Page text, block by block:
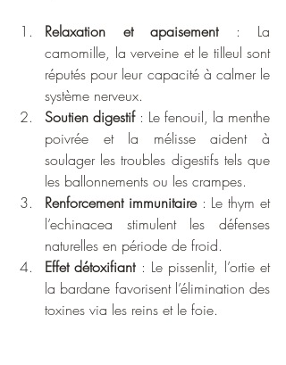
Relaxation et apaisement : La
camomille, la verveine et le tilleul sont
réputés pour leur capacité à calmer le
système nerveux.
Soutien digestif : Le fenouil, la menthe
poivrée et la mélisse aident à
soulager les troubles digestifs tels que
les ballonnements ou les crampes.
Renforcement immunitaire : Le thym et
l’echinacea stimulent les défenses
naturelles en période de froid.
Effet détoxifiant : Le pissenlit, l’ortie et
la bardane favorisent l’élimination des
toxines via les reins et le foie.